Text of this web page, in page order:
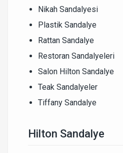
Nikah Sandalyesi
Plastik Sandalye
Rattan Sandalye
Restoran Sandalyeleri
Salon Hilton Sandalye
Teak Sandalyeler
Tiffany Sandalye
Hilton Sandalye